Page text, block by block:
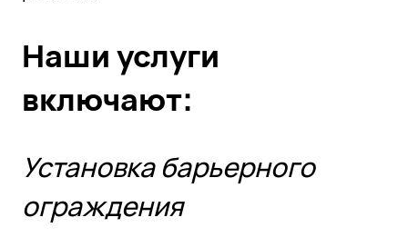
Наши услуги
включают:
Установка барьерного
ограждения